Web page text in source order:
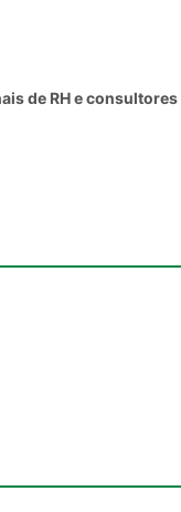
de RH e consultores